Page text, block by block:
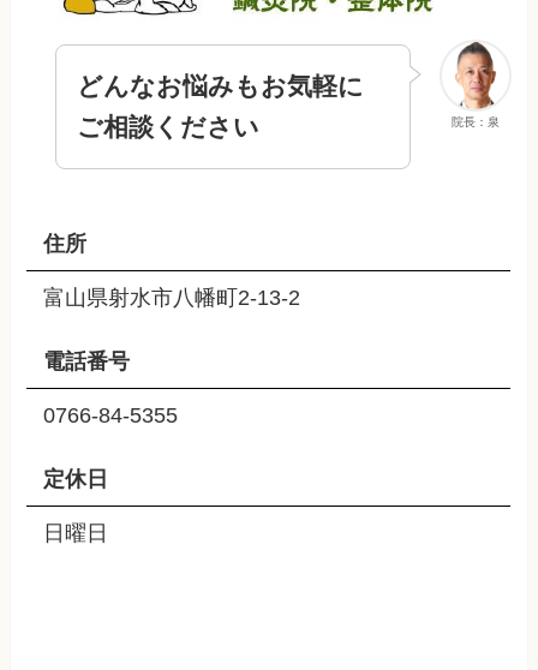
院長：泉
どんなお悩みもお気軽に
ご相談ください
住所
富山県射水市八幡町2-13-2
電話番号
0766-84-5355
定休日
日曜日